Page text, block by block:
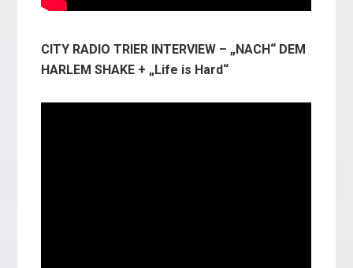
CITY RADIO TRIER INTERVIEW – „NACH“ DEM
HARLEM SHAKE + „Life is Hard“